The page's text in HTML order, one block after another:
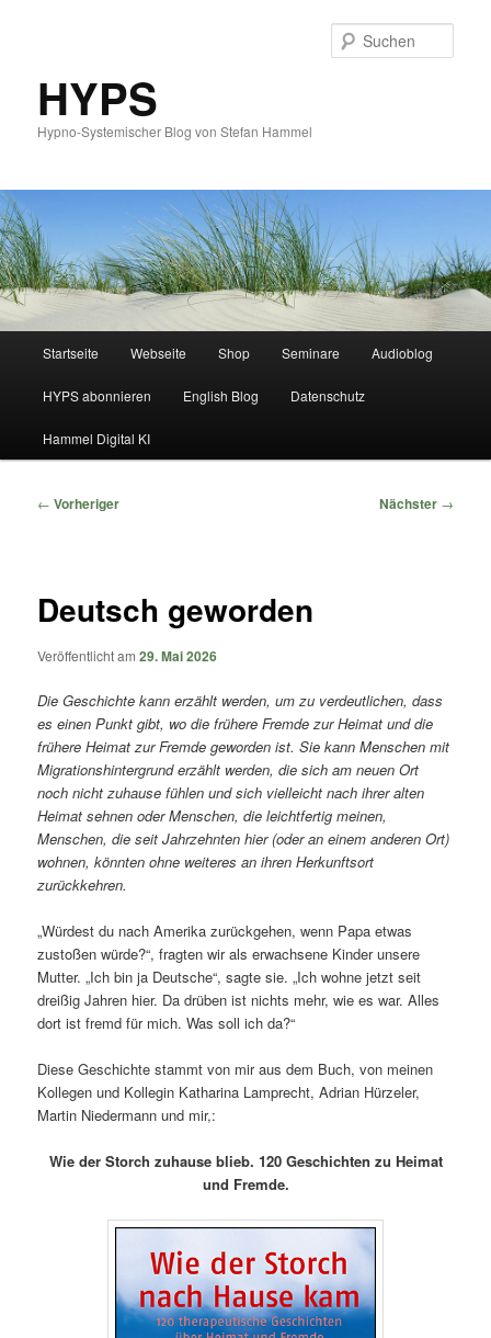
HYPS
Hypno-Systemischer Blog von Stefan Hammel
Zum
primären
Inhalt
springen
Zum
sekundären
Inhalt
springen
Startseite Webseite Shop Seminare Audioblog
HYPS abonnieren English Blog Datenschutz
Hammel Digital KI
Beitragsnavigation
← Vorheriger Nächster →
Deutsch geworden
Veröffentlicht am29. Mai 2026
Die Geschichte kann erzählt werden, um zu verdeutlichen, dass
es einen Punkt gibt, wo die frühere Fremde zur Heimat und die
frühere Heimat zur Fremde geworden ist. Sie kann Menschen mit
Migrationshintergrund erzählt werden, die sich am neuen Ort
noch nicht zuhause fühlen und sich vielleicht nach ihrer alten
Heimat sehnen oder Menschen, die leichtfertig meinen,
Menschen, die seit Jahrzehnten hier (oder an einem anderen Ort)
wohnen, könnten ohne weiteres an ihren Herkunftsort
zurückkehren.
„Würdest du nach Amerika zurückgehen, wenn Papa etwas
zustoßen würde?“, fragten wir als erwachsene Kinder unsere
Mutter. „Ich bin ja Deutsche“, sagte sie. „Ich wohne jetzt seit
dreißig Jahren hier. Da drüben ist nichts mehr, wie es war. Alles
dort ist fremd für mich. Was soll ich da?“
Diese Geschichte stammt von mir aus dem Buch, von meinen
Kollegen und Kollegin Katharina Lamprecht, Adrian Hürzeler,
Martin Niedermann und mir,:
Wie der Storch zuhause blieb. 120 Geschichten zu Heimat
und Fremde.